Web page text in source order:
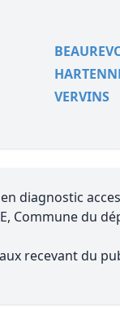
VERVINS
diagnostic
Commune du
recevant du